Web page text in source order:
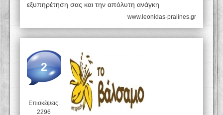
εξυπηρέτηση σας και την απόλυτη ανάγκη
www.leonidas-pralines.gr
2
Επισκέψεις:
2296